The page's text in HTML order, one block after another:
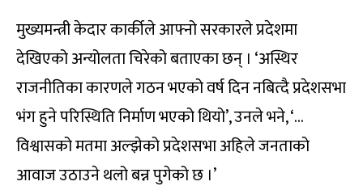
मुख्यमन्त्री केदार कार्कीले आफ्नो सरकारले प्रदेशमा
देखिएको अन्योलता चिरेको बताएका छन् । ‘अस्थिर
राजनीतिका कारणले गठन भएको वर्ष दिन नबित्दै प्रदेशसभा
भंग हुने परिस्थिति निर्माण भएको थियो’, उनले भने, ‘…
विश्वासको मतमा अल्झेको प्रदेशसभा अहिले जनताको
आवाज उठाउने थलो बन्न पुगेको छ ।’